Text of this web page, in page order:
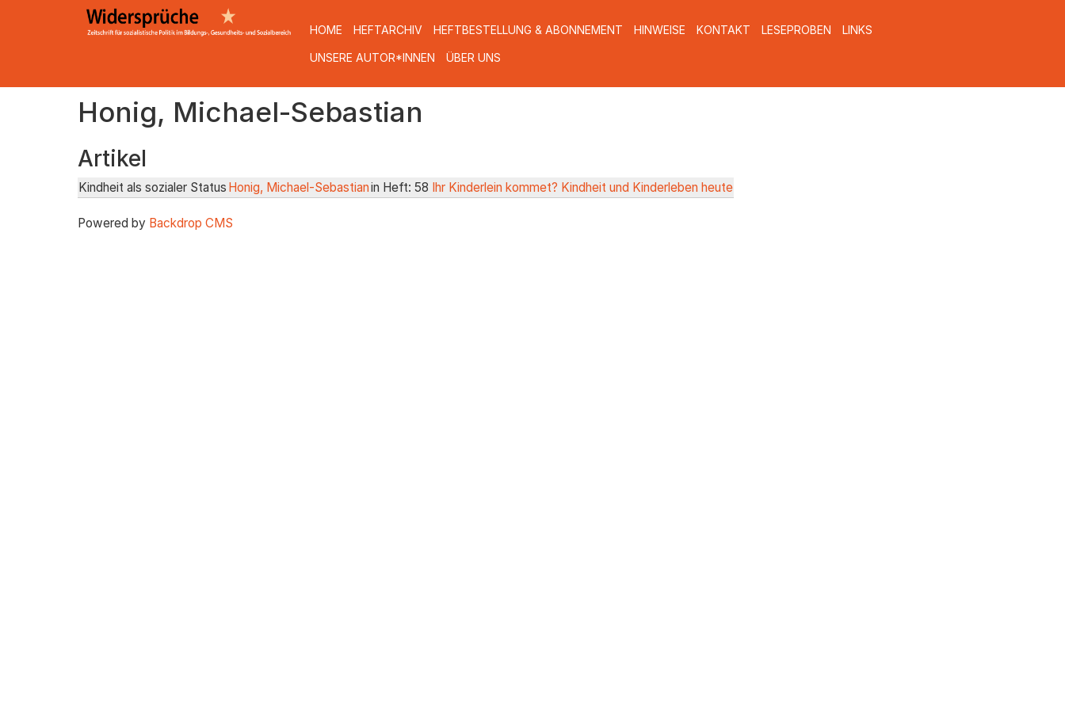
HOME HEFTARCHIV HEFTBESTELLUNG & ABONNEMENT HINWEISE KONTAKT LESEPROBEN LINKS
UNSERE AUTOR*INNEN ÜBER UNS
Honig, Michael-Sebastian
Artikel
Kindheit als sozialer Status Honig, Michael-Sebastianin Heft: 58 Ihr Kinderlein kommet? Kindheit und Kinderleben heute
Powered by Backdrop CMS